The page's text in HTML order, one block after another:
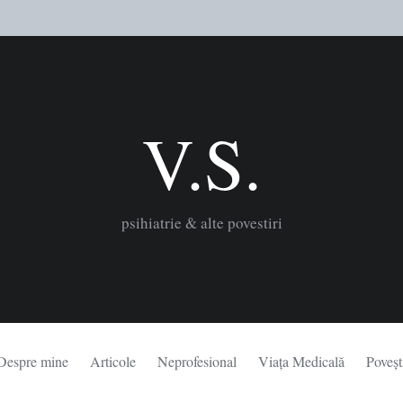
V.S.
psihiatrie & alte povestiri
mine Articole Neprofesional Viața Medicală